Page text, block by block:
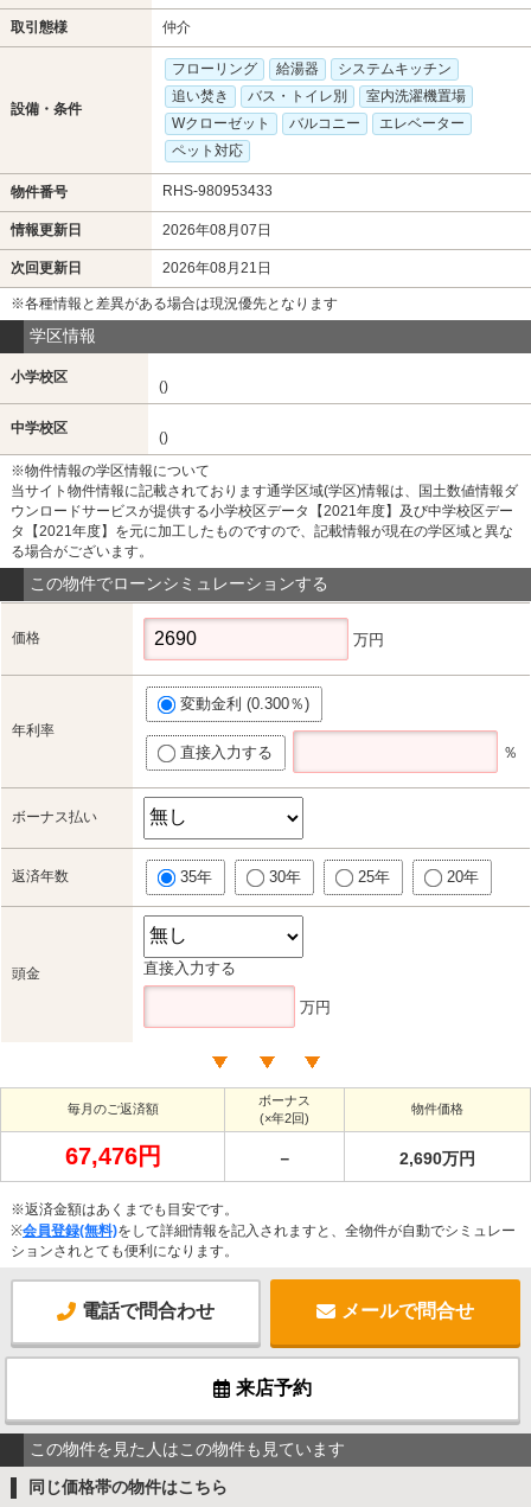
取引態様 仲介
設備・条件
フローリング 給湯器
システムキッチン
追い焚き
バス・トイレ別
室内洗濯機置場
Wクローゼット
バルコニー
エレベーター
ペット対応
物件番号 RHS-980953433
情報更新日 2026年08月07日
次回更新日 2026年08月21日
※各種情報と差異がある場合は現況優先となります
学区情報
小学校区
()
中学校区
()
※物件情報の学区情報について
当サイト物件情報に記載されております通学区域(学区)情報は、国土数値情報ダ
ウンロードサービスが提供する小学校区データ【2021年度】及び中学校区デー
タ【2021年度】を元に加工したものですので、記載情報が現在の学区域と異な
る場合がございます。
この物件でローンシミュレーションする
価格 万円
年利率
変動金利 (0.300％)
直接入力する ％
ボーナス払い
返済年数 35年 30年 25年 20年
頭金 直接入力する
万円
毎月のご返済額
ボーナス
(×年2回)
物件価格
67,476円 － 2,690万円
※返済金額はあくまでも目安です。
※会員登録(無料)をして詳細情報を記入されますと、全物件が自動でシミュレー
ションされとても便利になります。
電話で問合わせ メールで問合せ
来店予約
この物件を見た人はこの物件も見ています
同じ価格帯の物件はこちら